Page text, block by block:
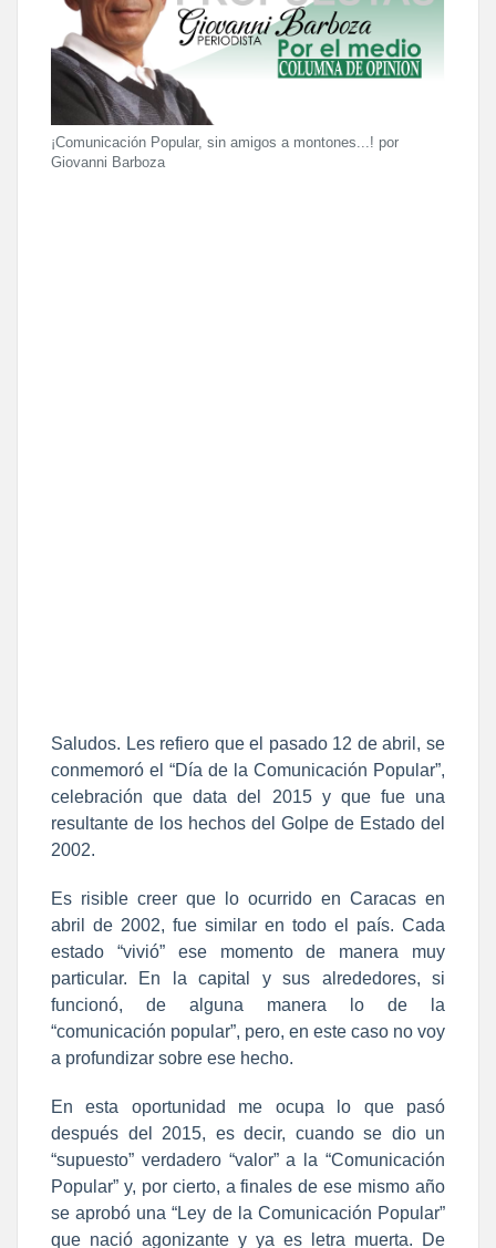
¡Comunicación Popular, sin amigos a montones...! por
Giovanni Barboza
Saludos. Les refiero que el pasado 12 de abril, se
conmemoró el “Día de la Comunicación Popular”,
celebración que data del 2015 y que fue una
resultante de los hechos del Golpe de Estado del
2002.
Es risible creer que lo ocurrido en Caracas en
abril de 2002, fue similar en todo el país. Cada
estado “vivió” ese momento de manera muy
particular. En la capital y sus alrededores, si
funcionó, de alguna manera lo de la
“comunicación popular”, pero, en este caso no voy
a profundizar sobre ese hecho.
En esta oportunidad me ocupa lo que pasó
después del 2015, es decir, cuando se dio un
“supuesto” verdadero “valor” a la “Comunicación
Popular” y, por cierto, a finales de ese mismo año
se aprobó una “Ley de la Comunicación Popular”
que nació agonizante y ya es letra muerta. De